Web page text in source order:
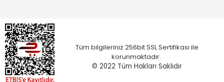
Tüm bilgileriniz 256bit SSL Sertifikası ile
korunmaktadır.
© 2022 Tüm Hakları Saklıdır